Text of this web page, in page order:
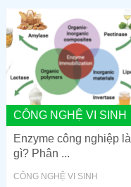
CÔNG NGHỆ VI SINH
Enzyme công nghiệp là
gì? Phân ...
CÔNG NGHỆ VI SINH